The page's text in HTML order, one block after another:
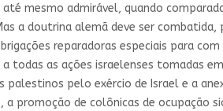
mesmo admirável, quando
a doutrina alemã deve ser
reparadoras especiais para
todas as ações israelenses tomadas
pelo exércio de Israel e a
promoção de colônicas de ocupação